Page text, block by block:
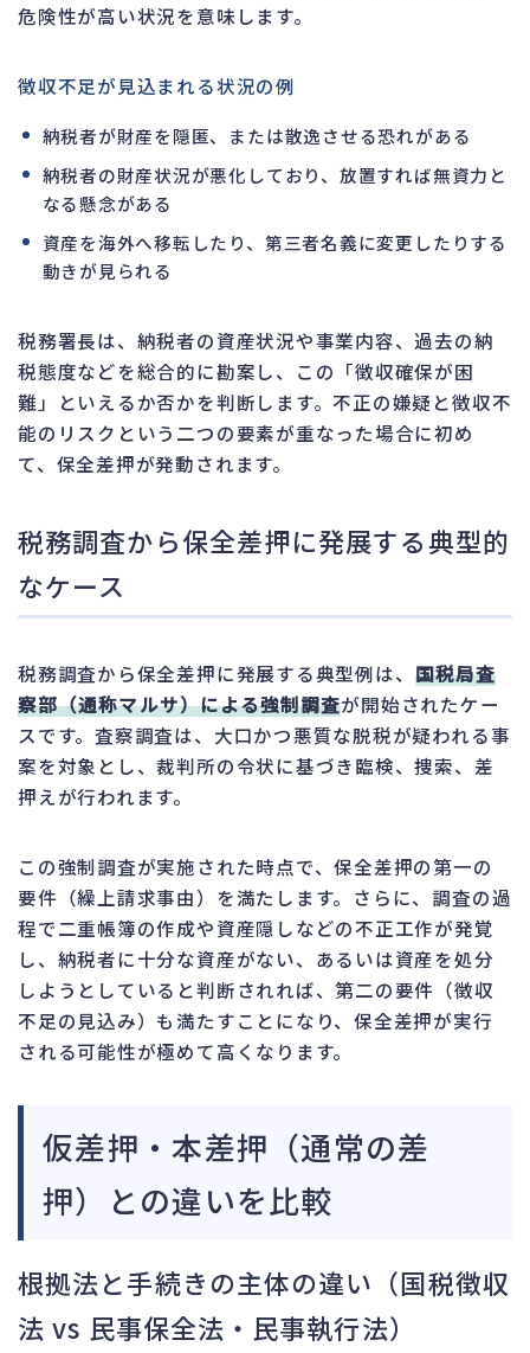
危険性が高い状況を意味します。
徴収不足が見込まれる状況の例
納税者が財産を隠匿、または散逸させる恐れがある
納税者の財産状況が悪化しており、放置すれば無資力と
なる懸念がある
資産を海外へ移転したり、第三者名義に変更したりする
動きが見られる
税務署長は、納税者の資産状況や事業内容、過去の納
税態度などを総合的に勘案し、この「徴収確保が困
難」といえるか否かを判断します。不正の嫌疑と徴収不
能のリスクという二つの要素が重なった場合に初め
て、保全差押が発動されます。
税務調査から保全差押に発展する典型的
なケース
税務調査から保全差押に発展する典型例は、 国税局査
察部（通称マルサ）による強制調査が開始されたケー
スです。査察調査は、大口かつ悪質な脱税が疑われる事
案を対象とし、裁判所の令状に基づき臨検、捜索、差
押えが行われます。
この強制調査が実施された時点で、保全差押の第一の
要件（繰上請求事由）を満たします。さらに、調査の過
程で二重帳簿の作成や資産隠しなどの不正工作が発覚
し、納税者に十分な資産がない、あるいは資産を処分
しようとしていると判断されれば、第二の要件（徴収
不足の見込み）も満たすことになり、保全差押が実行
される可能性が極めて高くなります。
仮差押・本差押（通常の差
押）との違いを比較
根拠法と手続きの主体の違い（国税徴収
法 vs 民事保全法・民事執行法）